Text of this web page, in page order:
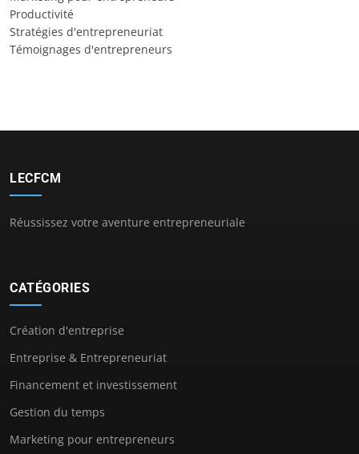
Productivité
Stratégies d'entrepreneuriat
Témoignages d'entrepreneurs
LECFCM
Réussissez votre aventure entrepreneuriale
CATÉGORIES
Création d'entreprise
Entreprise & Entrepreneuriat
Financement et investissement
Gestion du temps
Marketing pour entrepreneurs